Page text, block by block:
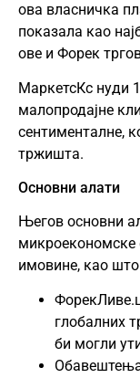
ова власничка
показала као
ове и Форек
МаркетсКс нуди
малопродајне
сентименталне,
тржишта.
Основни алати
Његов основни
микроекономске
имовине, као што
глобалних
би могли